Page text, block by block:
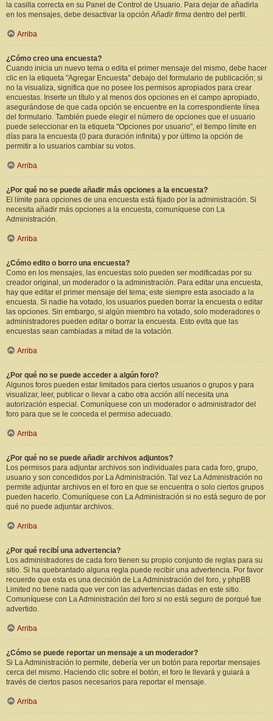
la casilla correcta en su Panel de Control de Usuario. Para dejar de añadirla
en los mensajes, debe desactivar la opciónAñadir firma dentro del perfil.
Arriba
¿Cómo creo una encuesta?
Cuando inicia un nuevo tema o edita el primer mensaje del mismo, debe hacer
clic en la etiqueta "Agregar Encuesta" debajo del formulario de publicación; si
no la visualiza, significa que no posee los permisos apropiados para crear
encuestas. Inserte un título y al menos dos opciones en el campo apropiado,
asegurándose de que cada opción se encuentre en la correspondiente línea
del formulario. También puede elegir el número de opciones que el usuario
puede seleccionar en la etiqueta "Opciones por usuario", el tiempo límite en
días para la encuesta (0 para duración infinita) y por último la opción de
permitir a lo usuarios cambiar su votos.
Arriba
¿Por qué no se puede añadir más opciones a la encuesta?
El límite para opciones de una encuesta está fijado por la administración. Si
necesita añadir más opciones a la encuesta, comuníquese con La
Administración.
Arriba
¿Cómo edito o borro una encuesta?
Como en los mensajes, las encuestas solo pueden ser modificadas por su
creador original, un moderador o la administración. Para editar una encuesta,
hay que editar el primer mensaje del tema; este siempre esta asociado a la
encuesta. Si nadie ha votado, los usuarios pueden borrar la encuesta o editar
las opciones. Sin embargo, si algún miembro ha votado, solo moderadores o
administradores pueden editar o borrar la encuesta. Esto evita que las
encuestas sean cambiadas a mitad de la votación.
Arriba
¿Por qué no se puede acceder a algún foro?
Algunos foros pueden estar limitados para ciertos usuarios o grupos y para
visualizar, leer, publicar o llevar a cabo otra acción allí necesita una
autorización especial. Comuníquese con un moderador o administrador del
foro para que se le conceda el permiso adecuado.
Arriba
¿Por qué no se puede añadir archivos adjuntos?
Los permisos para adjuntar archivos son individuales para cada foro, grupo,
usuario y son concedidos por La Administración. Tal vez La Administración no
permite adjuntar archivos en el foro en que se encuentra o solo ciertos grupos
pueden hacerlo. Comuníquese con La Administración si no está seguro de por
qué no puede adjuntar archivos.
Arriba
¿Por qué recibí una advertencia?
Los administradores de cada foro tienen su propio conjunto de reglas para su
sitio. Si ha quebrantado alguna regla puede recibir una advertencia. Por favor
recuerde que esta es una decisión de La Administración del foro, y phpBB
Limited no tiene nada que ver con las advertencias dadas en este sitio.
Comuníquese con La Administración del foro si no está seguro de porqué fue
advertido.
Arriba
¿Cómo se puede reportar un mensaje a un moderador?
Si La Administración lo permite, debería ver un botón para reportar mensajes
cerca del mismo. Haciendo clic sobre el botón, el foro le llevará y guiará a
través de ciertos pasos necesarios para reportar el mensaje.
Arriba